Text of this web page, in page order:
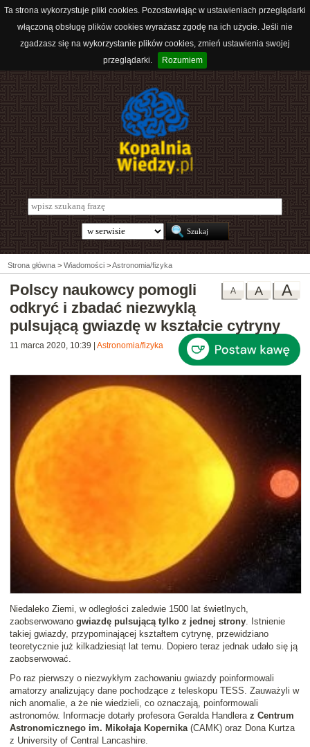
Ta strona wykorzystuje pliki cookies. Pozostawiając w ustawieniach przeglądarki
włączoną obsługę plików cookies wyrażasz zgodę na ich użycie. Jeśli nie
zgadzasz się na wykorzystanie plików cookies, zmień ustawienia swojej
przeglądarki.
Rozumiem
Strona główna > Wiadomości >Astronomia/fizyka
A
A
A
Polscy naukowcy pomogli
odkryć i zbadać niezwyklą
pulsującą gwiazdę w kształcie cytryny
11 marca 2020, 10:39 Astronomia/fizyka
Niedaleko Ziemi, w odległości zaledwie 1500 lat świetlnych,
zaobserwowano gwiazdę pulsującą tylko z jednej strony. Istnienie
takiej gwiazdy, przypominającej kształtem cytrynę, przewidziano
teoretycznie już kilkadziesiąt lat temu. Dopiero teraz jednak udało się ją
zaobserwować.
Po raz pierwszy o niezwykłym zachowaniu gwiazdy poinformowali
amatorzy analizujący dane pochodzące z teleskopu TESS. Zauważyli w
nich anomalie, a że nie wiedzieli, co oznaczają, poinformowali
astronomów. Informacje dotarły profesora Geralda Handlera z Centrum
Astronomicznego im. Mikołaja Kopernika(CAMK) oraz Dona Kurtza
z University of Central Lancashire.